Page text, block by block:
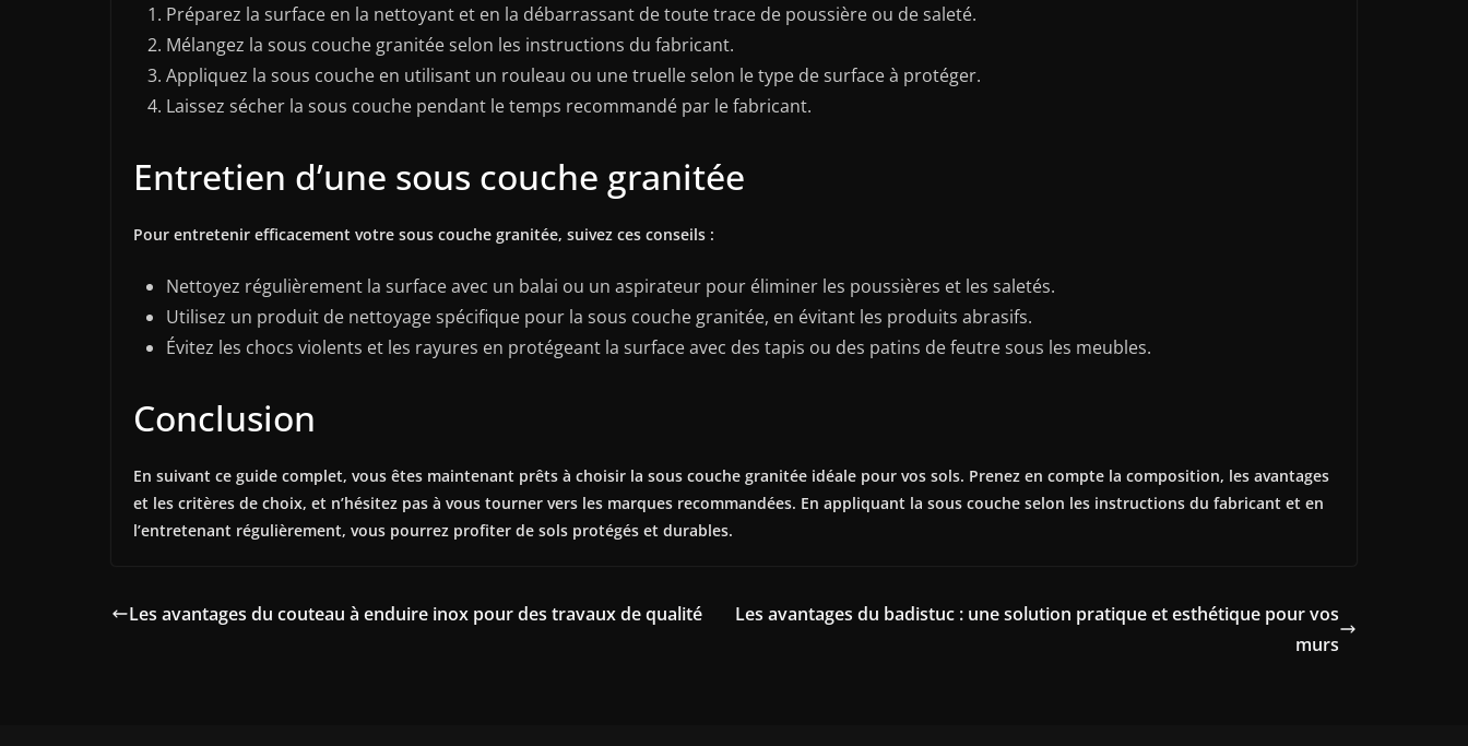
Préparez la surface en la nettoyant et en la débarrassant de toute trace de poussière ou de saleté.
Mélangez la sous couche granitée selon les instructions du fabricant.
Appliquez la sous couche en utilisant un rouleau ou une truelle selon le type de surface à protéger.
Laissez sécher la sous couche pendant le temps recommandé par le fabricant.
Entretien d’une sous couche granitée
Pour entretenir efficacement votre sous couche granitée, suivez ces conseils :
Nettoyez régulièrement la surface avec un balai ou un aspirateur pour éliminer les poussières et les saletés.
Utilisez un produit de nettoyage spécifique pour la sous couche granitée, en évitant les produits abrasifs.
Évitez les chocs violents et les rayures en protégeant la surface avec des tapis ou des patins de feutre sous les meubles.
Conclusion
En suivant ce guide complet, vous êtes maintenant prêts à choisir la sous couche granitée idéale pour vos sols. Prenez en compte la composition, les avantages
et les critères de choix, et n’hésitez pas à vous tourner vers les marques recommandées. En appliquant la sous couche selon les instructions du fabricant et en
l’entretenant régulièrement, vous pourrez profiter de sols protégés et durables.
Les avantages du couteau à enduire inox pour des travaux de qualité
Les avantages du badistuc : une solution pratique et esthétique pour vos
murs